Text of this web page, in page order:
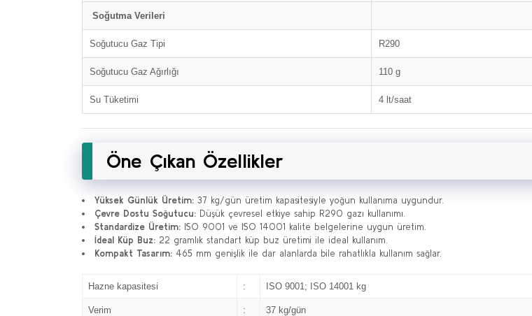
Soğutma Verileri
Soğutucu Gaz Tipi R290
Soğutucu Gaz Ağırlığı 110 g
Su Tüketimi 4 lt/saat
Öne Çıkan Özellikler
Yüksek Günlük Üretim: 37 kg/gün üretim kapasitesiyle yoğun kullanıma uygundur.
Çevre Dostu Soğutucu: Düşük çevresel etkiye sahip R290 gazı kullanımı.
Standardize Üretim: ISO 9001 ve ISO 14001 kalite belgelerine uygun üretim.
İdeal Küp Buz: 22 gramlık standart küp buz üretimi ile ideal kullanım.
Kompakt Tasarım: 465 mm genişlik ile dar alanlarda bile rahatlıkla kullanım sağlar.
Hazne kapasitesi : ISO 9001; ISO 14001 kg
Verim : 37 kg/gün